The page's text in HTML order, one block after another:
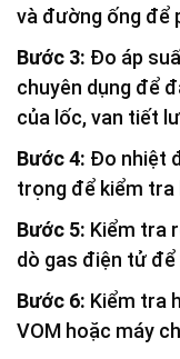
và đường ống để
Bước 3: Đo áp
chuyên dụng để
của lốc, van tiết
Bước 4: Đo nhiệt
trọng để kiểm tra
Bước 5: Kiểm tra
dò gas điện tử
Bước 6: Kiểm tra
VOM hoặc máy